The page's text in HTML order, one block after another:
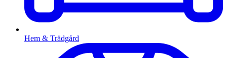
Hem & Trädgård